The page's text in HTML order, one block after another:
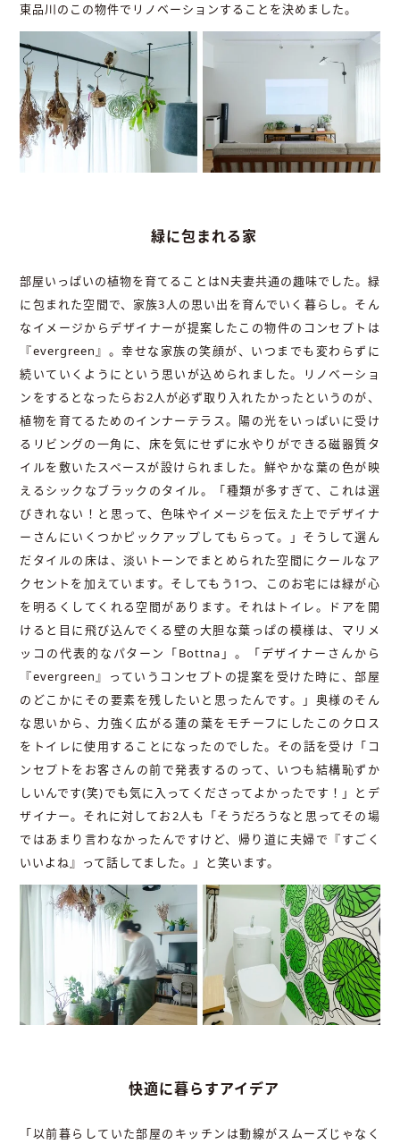
東品川のこの物件でリノベーションすることを決めました。
緑に包まれる家
部屋いっぱいの植物を育てることはN夫妻共通の趣味でした。緑
に包まれた空間で、家族3人の思い出を育んでいく暮らし。そん
なイメージからデザイナーが提案したこの物件のコンセプトは
『evergreen』。幸せな家族の笑顔が、いつまでも変わらずに
続いていくようにという思いが込められました。リノベーショ
ンをするとなったらお2人が必ず取り入れたかったというのが、
植物を育てるためのインナーテラス。陽の光をいっぱいに受け
るリビングの一角に、床を気にせずに水やりができる磁器質タ
イルを敷いたスペースが設けられました。鮮やかな葉の色が映
えるシックなブラックのタイル。「種類が多すぎて、これは選
びきれない！と思って、色味やイメージを伝えた上でデザイナ
ーさんにいくつかピックアップしてもらって。」そうして選ん
だタイルの床は、淡いトーンでまとめられた空間にクールなア
クセントを加えています。そしてもう1つ、このお宅には緑が心
を明るくしてくれる空間があります。それはトイレ。ドアを開
けると目に飛び込んでくる壁の大胆な葉っぱの模様は、マリメ
ッコの代表的なパターン「Bottna」。「デザイナーさんから
『evergreen』っていうコンセプトの提案を受けた時に、部屋
のどこかにその要素を残したいと思ったんです。」奥様のそん
な思いから、力強く広がる蓮の葉をモチーフにしたこのクロス
をトイレに使用することになったのでした。その話を受け「コ
ンセプトをお客さんの前で発表するのって、いつも結構恥ずか
しいんです(笑)でも気に入ってくださってよかったです！」とデ
ザイナー。それに対してお2人も「そうだろうなと思ってその場
ではあまり言わなかったんですけど、帰り道に夫婦で『すごく
いいよね』って話してました。」と笑います。
快適に暮らすアイデア
「以前暮らしていた部屋のキッチンは動線がスムーズじゃなく